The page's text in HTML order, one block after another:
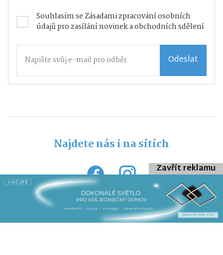
Souhlasím seZásadami zpracování osobních
údajůpro zasílání novinek a obchodních sdělení
Odeslat
Najdete nás i na sítích
Veškerý obsah webu je chráněn autorským zákonem a bez
předchozí dohody s provozovatelem ho nelze jakkoliv kopírovat.
Zavřít reklamu